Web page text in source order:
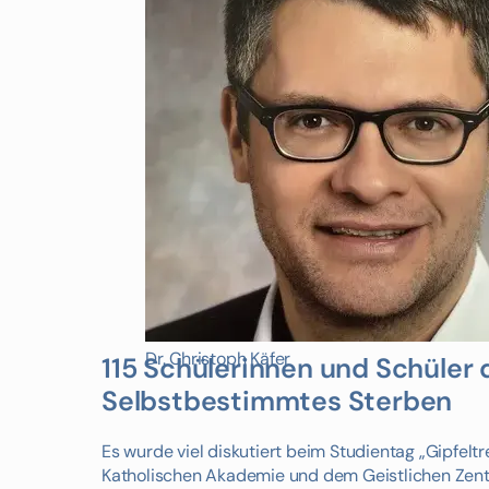
Dr. Christoph Käfer
115 Schülerinnen und
Selbstbestimmtes Sterben
Es wurde viel diskutiert beim Studientag
Katholischen Akademie und dem Geistlichen